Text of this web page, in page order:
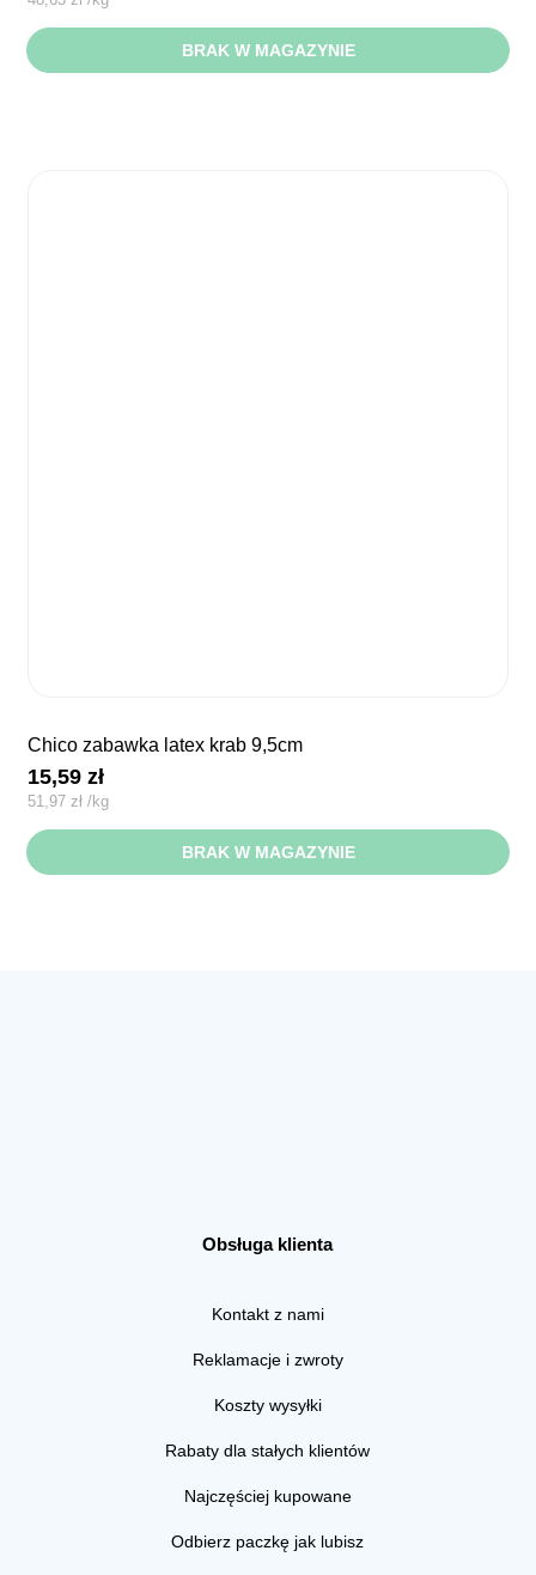
BRAK W MAGAZYNIE
chico zabawka latex krab 9,5cm
15,59zł
51,97zł /kg
BRAK W MAGAZYNIE
Obsługa klienta
Kontakt z nami
Reklamacje i zwroty
Koszty wysyłki
Rabaty dla stałych klientów
Najczęściej kupowane
Odbierz paczkę jak lubisz